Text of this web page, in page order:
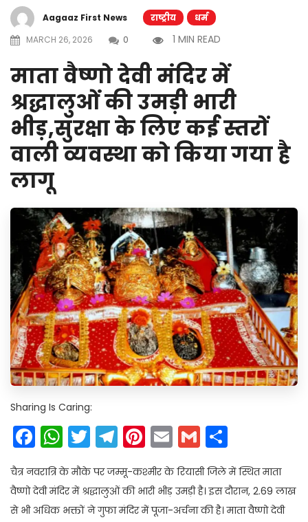
Aagaaz First News राष्ट्रीय
धर्म
MARCH 26, 2026
0 1 MIN READ
माता वैष्णो देवी मंदिर में
श्रद्धालुओं की उमड़ी भारी
भीड़,सुरक्षा के लिए कई स्तरों
वाली व्यवस्था को किया गया है
लागू
Sharing Is Caring:
Facebook
WhatsApp
Twitter
Telegram
Pinterest
EmailGmail
चैत्र नवरात्रि के मौके पर जम्मू-कश्मीर के रियासी जिले में स्थित माता
वैष्णो देवी मंदिर में श्रद्धालुओं की भारी भीड़ उमड़ी है। इस दौरान, 2.69 लाख
से भी अधिक भक्तों ने गुफा मंदिर में पूजा-अर्चना की है। माता वैष्णो देवी